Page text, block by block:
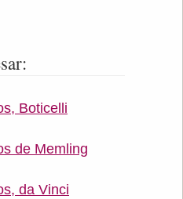
Boticelli
de Memling
da Vinci